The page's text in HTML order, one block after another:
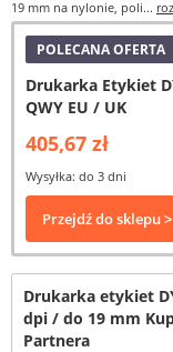
19 mm na nylonie, poli...
POLECANA OFERTA
Drukarka Etykiet
QWY EU / UK
405,67 zł
Wysyłka: do 3 dni
Przejdź do sklepu >
Drukarka etykiet
dpi / do 19 mm
Partnera